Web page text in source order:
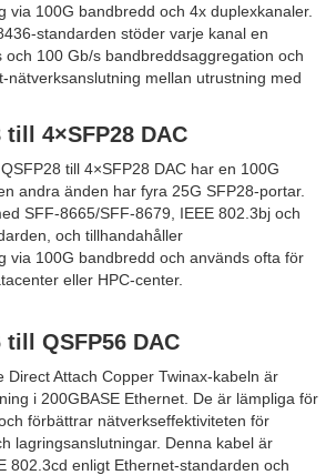
via 100G bandbredd och 4x duplexkanaler.
standarden stöder varje kanal en
och 100 Gb/s bandbreddsaggregation och
nätverksanslutning mellan utrustning med
till 4×SFP28 DAC
till 4×SFP28 DAC har en 100G
andra änden har fyra 25G SFP28-portar.
SFF-8665/SFF-8679, IEEE 802.3bj och
och tillhandahåller
via 100G bandbredd och används ofta för
eller HPC-center.
till QSFP56 DAC
Direct Attach Copper Twinax-kabeln är
i 200GBASE Ethernet. De är lämpliga för
förbättrar nätverkseffektiviteten för
lagringsanslutningar. Denna kabel är
802.3cd enligt Ethernet-standarden och